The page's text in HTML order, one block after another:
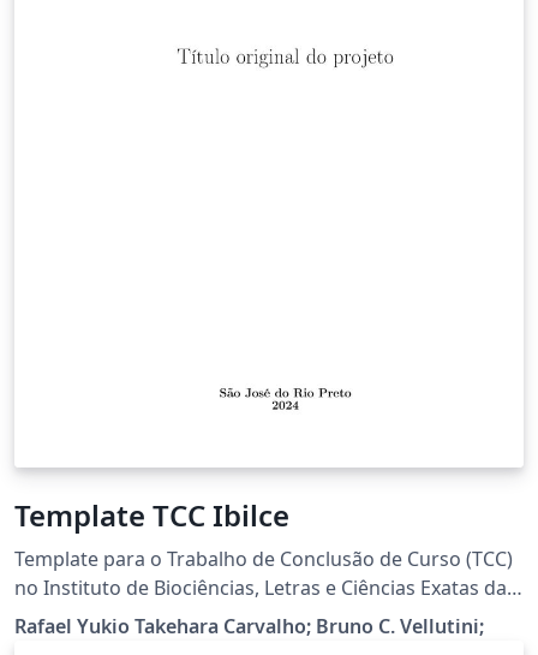
Template TCC Ibilce
Template para o Trabalho de Conclusão de Curso (TCC)
no Instituto de Biociências, Letras e Ciências Exatas da
Universidade Estadual Paulista "Júlio de Mesquita
Rafael Yukio Takehara Carvalho; Bruno C. Vellutini;